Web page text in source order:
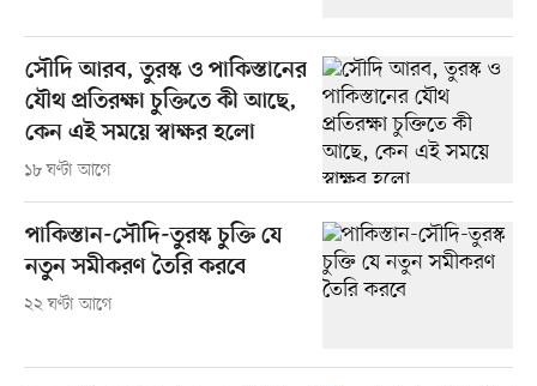
সৌদি আরব, তুরস্ক ও পাকিস্তানের
যৌথ প্রতিরক্ষা চুক্তিতে কী আছে,
কেন এই সময়ে স্বাক্ষর হলো
১৮ ঘণ্টা আগে
পাকিস্তান-সৌদি-তুরস্ক চুক্তি যে
নতুন সমীকরণ তৈরি করবে
২২ ঘণ্টা আগে